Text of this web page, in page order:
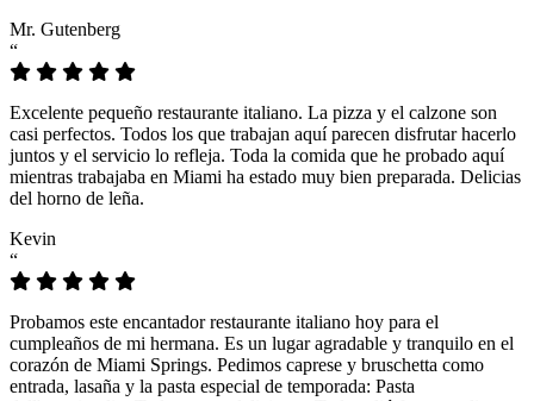
Mr. Gutenberg
“
Excelente pequeño restaurante italiano. La pizza y el calzone son
casi perfectos. Todos los que trabajan aquí parecen disfrutar hacerlo
juntos y el servicio lo refleja. Toda la comida que he probado aquí
mientras trabajaba en Miami ha estado muy bien preparada. Delicias
del horno de leña.
Kevin
“
Probamos este encantador restaurante italiano hoy para el
cumpleaños de mi hermana. Es un lugar agradable y tranquilo en el
corazón de Miami Springs. Pedimos caprese y bruschetta como
entrada, lasaña y la pasta especial de temporada: Pasta